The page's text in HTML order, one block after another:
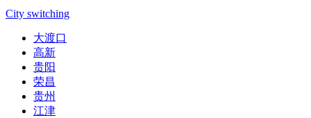
City switching
大渡口
高新
贵阳
荣昌
贵州
江津